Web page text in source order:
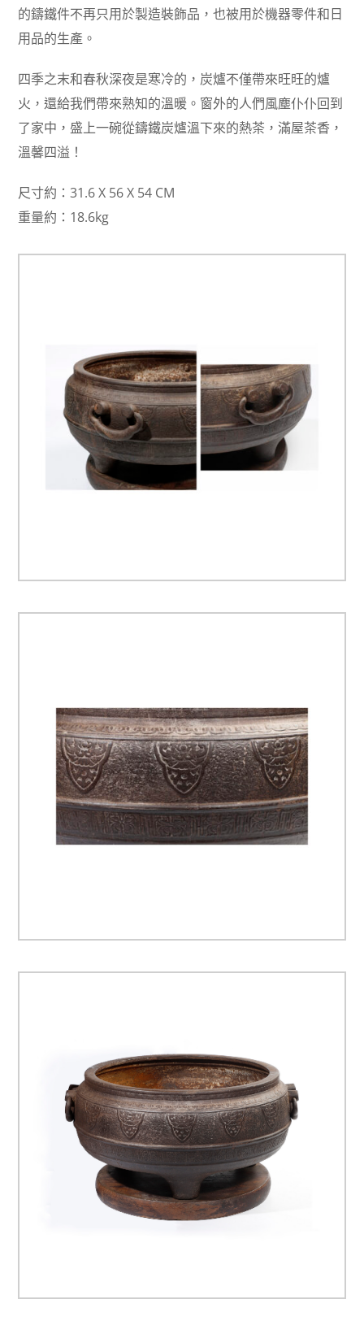
的鑄鐵件不再只用於製造裝飾品，也被用於機器零件和日
用品的生產。
四季之末和春秋深夜是寒冷的，炭爐不僅帶來旺旺的爐
火，還給我們帶來熟知的溫暖。窗外的人們風塵仆仆回到
了家中，盛上一碗從鑄鐵炭爐溫下來的熱茶，滿屋茶香，
溫馨四溢！
尺寸約：31.6 X 56 X 54 CM
重量約：18.6kg